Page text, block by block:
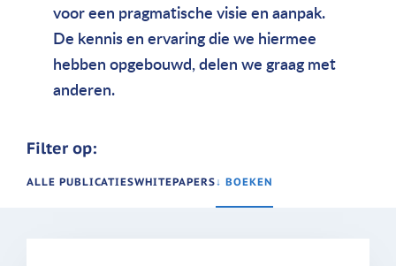
voor een pragmatische visie en aanpak.
De kennis en ervaring die we hiermee
hebben opgebouwd, delen we graag met
anderen.
Filter op:
ALLE PUBLICATIESWHITEPAPERS↓ BOEKEN